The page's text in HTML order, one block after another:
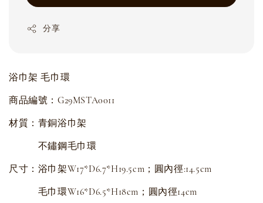
分享
浴巾架 毛巾環
商品編號：G29MSTA0011
材質：青銅浴巾架
不鏽鋼毛巾環
尺寸：浴巾架W17*D6.7*H19.5cm；圓內徑:14.5cm
毛巾環W16*D6.5*H18cm；圓內徑14cm